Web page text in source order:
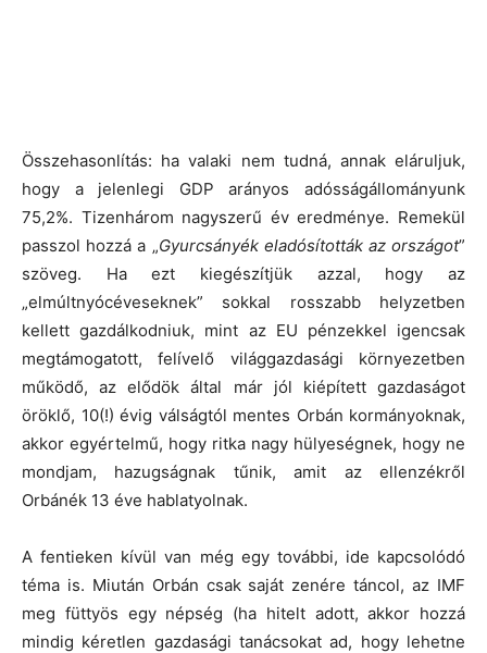
Összehasonlítás: ha valaki nem tudná, annak eláruljuk,
hogy a jelenlegi GDP arányos adósságállományunk
75,2%. Tizenhárom nagyszerű év eredménye. Remekül
passzol hozzá a „Gyurcsányék eladósították az országot”
szöveg. Ha ezt kiegészítjük azzal, hogy az
„elmúltnyócéveseknek” sokkal rosszabb helyzetben
kellett gazdálkodniuk, mint az EU pénzekkel igencsak
megtámogatott, felívelő világgazdasági környezetben
működő, az elődök által már jól kiépített gazdaságot
öröklő, 10(!) évig válságtól mentes Orbán kormányoknak,
akkor egyértelmű, hogy ritka nagy hülyeségnek, hogy ne
mondjam, hazugságnak tűnik, amit az ellenzékről
Orbánék 13 éve hablatyolnak.
A fentieken kívül van még egy további, ide kapcsolódó
téma is. Miután Orbán csak saját zenére táncol, az IMF
meg füttyös egy népség (ha hitelt adott, akkor hozzá
mindig kéretlen gazdasági tanácsokat ad, hogy lehetne